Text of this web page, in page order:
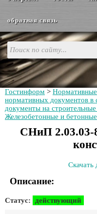
обратная связь
Гостинформ >
нормативных документов в
документы на
Железобетонные и
СНиП 2.03.03-
Скачать
Описание:
Статус: действующий